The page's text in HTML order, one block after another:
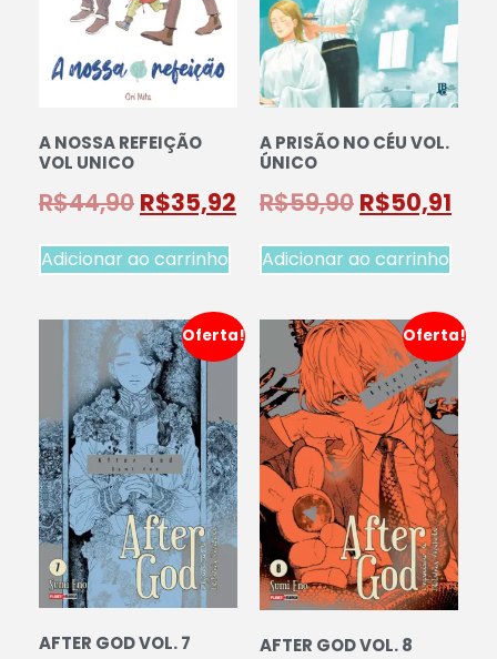
A NOSSA REFEIÇÃO
VOL UNICO
R$44,90 R$35,92
Adicionar ao carrinho
A PRISÃO NO CÉU VOL.
ÚNICO
R$59,90 R$50,91
Adicionar ao carrinho
Oferta!
AFTER GOD VOL. 7
Oferta!
AFTER GOD VOL. 8